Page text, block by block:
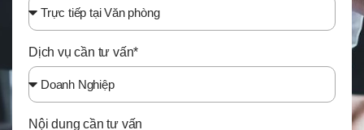
Dịch vụ cần tư vấn*
Nội dung cần tư vấn